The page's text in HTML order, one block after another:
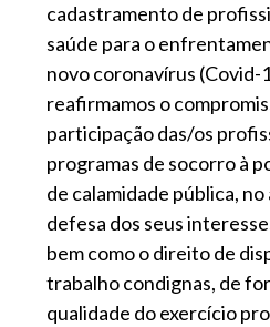
cadastramento de
saúde para o
novo coronavírus (Covid-
reafirmamos o
participação das/os
programas de socorro à
de calamidade pública,
defesa dos seus
bem como o direito de
trabalho condignas, de
qualidade do exercício